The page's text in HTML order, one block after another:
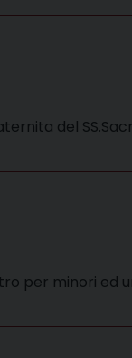
del
per minori